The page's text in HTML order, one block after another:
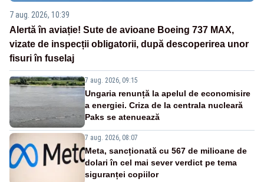
7 aug. 2026, 10:39
Alertă în aviație! Sute de avioane Boeing 737 MAX,
vizate de inspecții obligatorii, după descoperirea unor
fisuri în fuselaj
7 aug. 2026, 09:15
Ungaria renunță la apelul de economisire
a energiei. Criza de la centrala nucleară
Paks se atenuează
7 aug. 2026, 08:07
Meta, sancționată cu 567 de milioane de
dolari în cel mai sever verdict pe tema
siguranței copiilor